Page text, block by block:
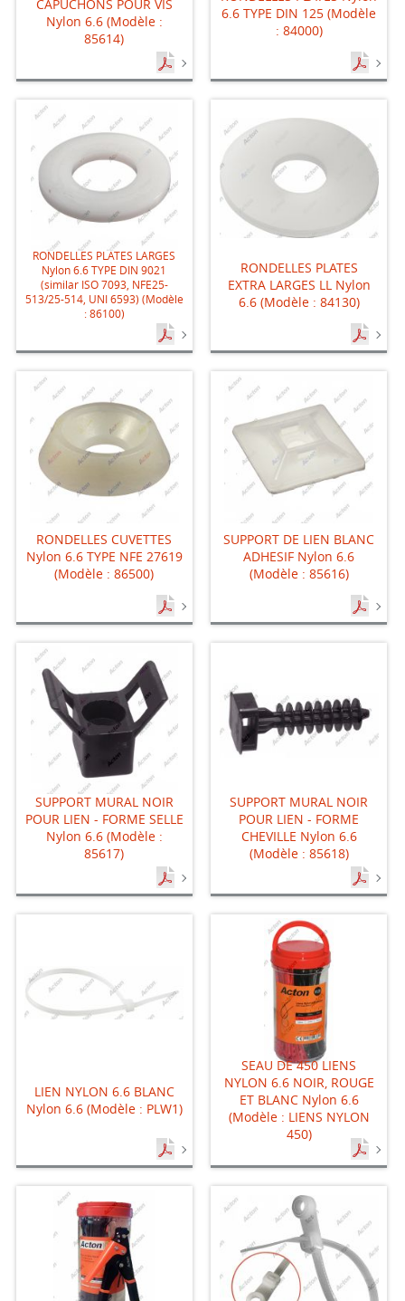
CAPUCHONS POUR VIS
Nylon 6.6 (Modèle :
85614)
6.6 TYPE DIN 125 (Modèle
: 84000)
RONDELLES PLATES LARGES
Nylon 6.6 TYPE DIN 9021
(similar ISO 7093, NFE25-
513/25-514, UNI 6593) (Modèle
: 86100)
RONDELLES PLATES
EXTRA LARGES LL Nylon
6.6 (Modèle : 84130)
RONDELLES CUVETTES
Nylon 6.6 TYPE NFE 27619
(Modèle : 86500)
SUPPORT DE LIEN BLANC
ADHESIF Nylon 6.6
(Modèle : 85616)
SUPPORT MURAL NOIR
POUR LIEN - FORME SELLE
Nylon 6.6 (Modèle :
85617)
SUPPORT MURAL NOIR
POUR LIEN - FORME
CHEVILLE Nylon 6.6
(Modèle : 85618)
LIEN NYLON 6.6 BLANC
Nylon 6.6 (Modèle : PLW1)
SEAU DE 450 LIENS
NYLON 6.6 NOIR, ROUGE
ET BLANC Nylon 6.6
(Modèle : LIENS NYLON
450)